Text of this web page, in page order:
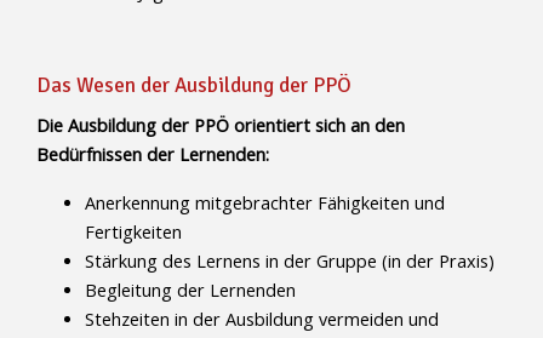
Das Wesen der Ausbildung der PPÖ
Die Ausbildung der PPÖ orientiert sich an den
Bedürfnissen der Lernenden:
Anerkennung mitgebrachter Fähigkeiten und
Fertigkeiten
Stärkung des Lernens in der Gruppe (in der Praxis)
Begleitung der Lernenden
Stehzeiten in der Ausbildung vermeiden und